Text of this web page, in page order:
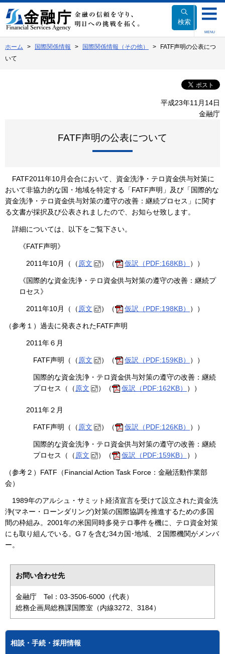
文
へ
動
検索
MENU
ホーム 国際関係情報 国際関係情報（その他）
FATF声明の公表につ
いて
平成23年11月14日
金融庁
FATF声明の公表について
FATF2011年10月会合において、資金洗浄・テロ資金供与対策に
おいて非協力的な国・地域を特定する「FATF声明」及び「国際的な
資金洗浄・テロ資金供与対策の遵守の改善：継続プロセス」に関す
る文書が採択及び公表されましたので、お知らせ致します。
詳細については、以下をご覧下さい。
《FATF声明》
2011年10月（（ 原文 ）（ 仮訳（PDF:168KB） ））
《国際的な資金洗浄・テロ資金供与対策の遵守の改善：継続プ
ロセス》
2011年10月（（ 原文 ）（ 仮訳（PDF:198KB） ））
（参考１）過去に発表されたFATF声明
2011年６月
FATF声明（（ 原文 ）（ 仮訳（PDF:159KB） ））
国際的な資金洗浄・テロ資金供与対策の遵守の改善：継続
プロセス（（ 原文 ）（ 仮訳（PDF:162KB） ））
2011年２月
FATF声明（（ 原文 ）（ 仮訳（PDF:126KB） ））
国際的な資金洗浄・テロ資金供与対策の遵守の改善：継続
プロセス（（ 原文 ）（ 仮訳（PDF:159KB） ））
（参考２）FATF（Financial Action Task Force：金融活動作業部
会）
1989年のアルシュ・サミット経済宣言を受けて設立された資金洗
浄(マネー・ローンダリング)対策の国際協調を推進するための多国
間の枠組み。2001年の米国同時多発テロ事件を機に、テロ資金対策
にも取り組んでいる。G７を含む34カ国･地域、２国際機関がメンバ
ー。
お問い合わせ先
金融庁 Tel：03-3506-6000（代表）
総務企画局総務課国際室（内線3272、3184）
相談・手続・採用情報